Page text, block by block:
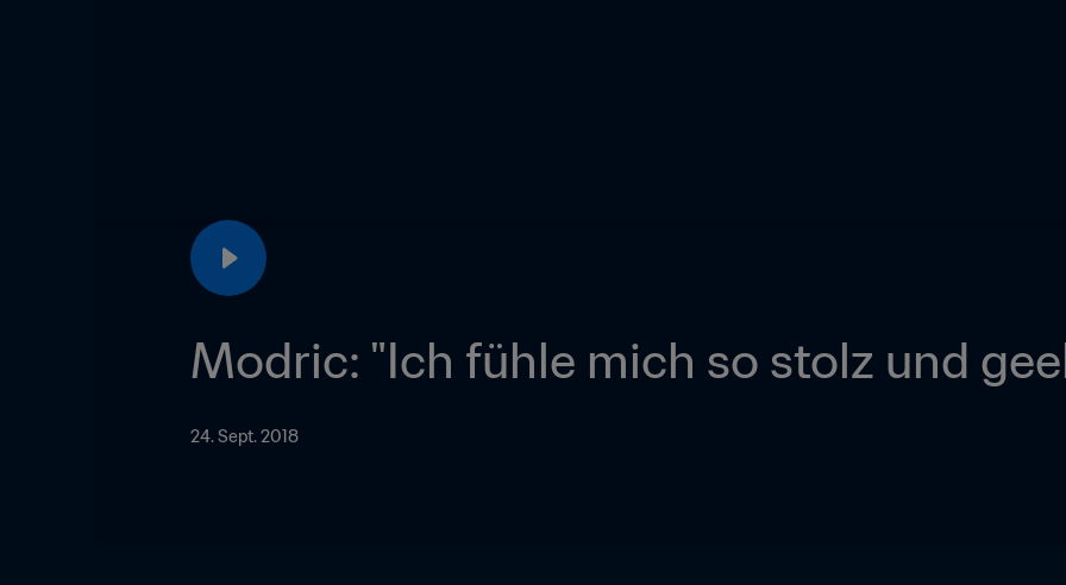
Modric: "Ich fühle mich so stolz und
24. Sept. 2018